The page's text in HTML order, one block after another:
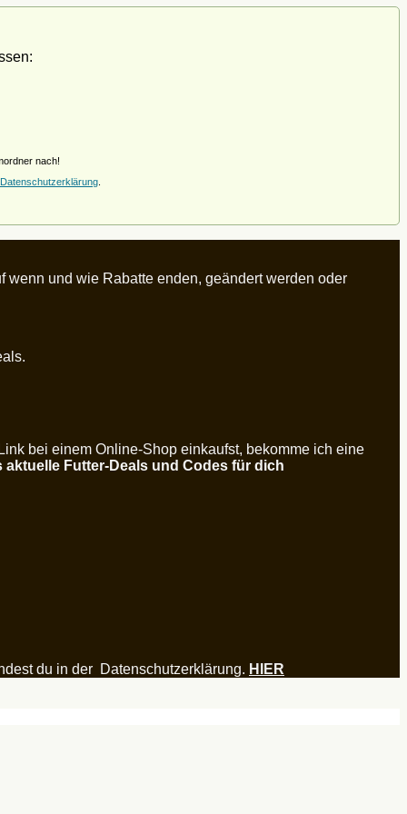
nach!
Datenschutzerklärung
wenn und wie Rabatte enden, geändert werden oder
bei einem Online-Shop einkaufst, bekomme ich eine
Futter-Deals und Codes für dich
du in der Datenschutzerklärung. HIER